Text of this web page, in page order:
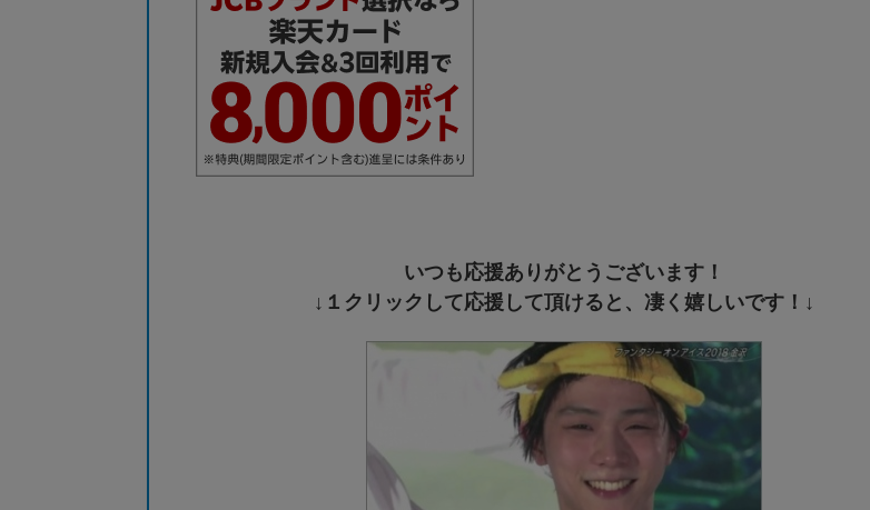
いつも応援ありがとうございます！
↓１クリックして応援して頂けると、凄く嬉しいです！↓